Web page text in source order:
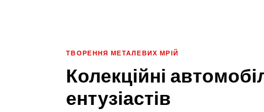
ТВОРЕННЯ МЕТАЛЕВИХ МРІЙ
Колекційні
ентузіастів